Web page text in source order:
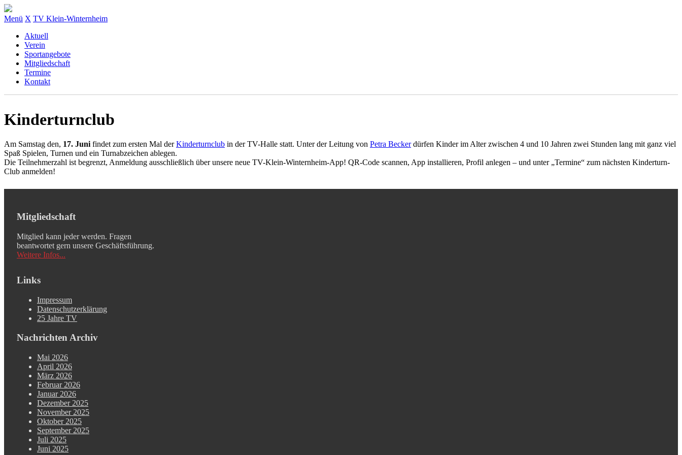
Menü X TV Klein-Winternheim
Aktuell
Verein
Sportangebote
Mitgliedschaft
Termine
Kontakt
Kinderturnclub
Am Samstag den, 17. Junifindet zum ersten Mal derKinderturnclub in der TV-Halle statt. Unter der Leitung von Petra Beckerdürfen Kinder im Alter zwischen 4 und 10 Jahren zwei Stunden lang mit ganz viel
Spaß Spielen, Turnen und ein Turnabzeichen ablegen.
Die Teilnehmerzahl ist begrenzt, Anmeldung ausschließlich über unsere neue TV-Klein-Winternheim-App! QR-Code scannen, App installieren, Profil anlegen – und unter „Termine“ zum nächsten Kinderturn-
Club anmelden!
Mitgliedschaft
Mitglied kann jeder werden. Fragen
beantwortet gern unsere Geschäftsführung.
Weitere Infos...
Links
Impressum
Datenschutzerklärung
25 Jahre TV
Nachrichten Archiv
Mai 2026
April 2026
März 2026
Februar 2026
Januar 2026
Dezember 2025
November 2025
Oktober 2025
September 2025
Juli 2025
Juni 2025